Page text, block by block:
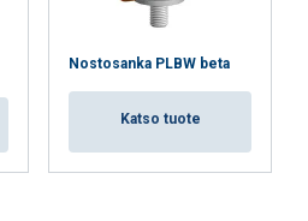
Nostosanka PLBW beta
Katso tuote